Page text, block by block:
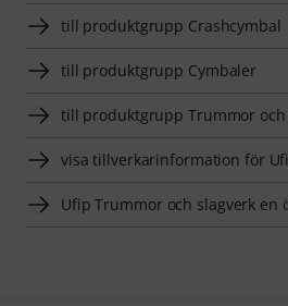
till produktgrupp Crashcymbal
till produktgrupp Cymbaler
till produktgrupp Trummor och
visa tillverkarinformation för
Ufip Trummor och slagverk en